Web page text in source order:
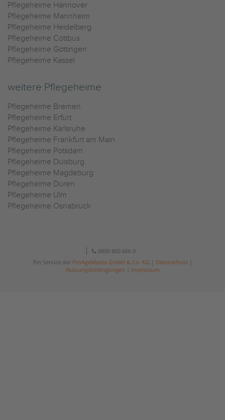
Pflegeheime Hannover
Pflegeheime Mannheim
Pflegeheime Heidelberg
Pflegeheime Cottbus
Pflegeheime Göttingen
Pflegeheime Kassel
weitere Pflegeheime
Pflegeheime Bremen
Pflegeheime Erfurt
Pflegeheime Karlsruhe
Pflegeheime Frankfurt am Main
Pflegeheime Potsdam
Pflegeheime Duisburg
Pflegeheime Magdeburg
Pflegeheime Düren
Pflegeheime Ulm
Pflegeheime Osnabrück
0800 800 666 0
Ein Service der ProAgeMedia GmbH & Co. KG Datenschutz|
Nutzungsbedingungen
Impressum